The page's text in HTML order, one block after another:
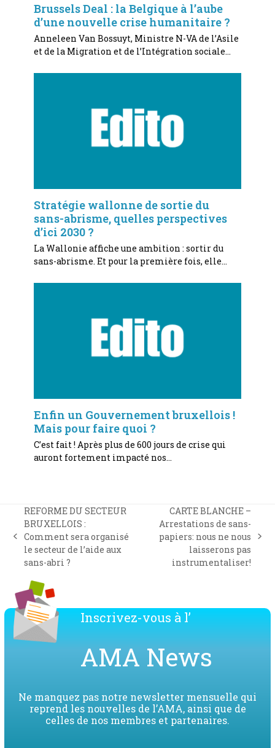
Brussels Deal : la Belgique à l’aube
d’une nouvelle crise humanitaire ?
Anneleen Van Bossuyt, Ministre N-VA de l’Asile
et de la Migration et de l’Intégration sociale…
Stratégie wallonne de sortie du
sans-abrisme, quelles perspectives
d’ici 2030 ?
La Wallonie affiche une ambition : sortir du
sans-abrisme. Et pour la première fois, elle…
Enfin un Gouvernement bruxellois !
Mais pour faire quoi ?
C’est fait ! Après plus de 600 jours de crise qui
auront fortement impacté nos…
previous
post:
REFORME DU SECTEUR
BRUXELLOIS :
Comment sera organisé
le secteur de l’aide aux
sans-abri ?
next
CARTE BLANCHE –
Arrestations de sans-
papiers: nous ne nous
laisserons pas
instrumentaliser!
Inscrivez-vous à l’
AMA News
Ne manquez pas notre newsletter mensuelle qui
reprend les nouvelles de l’AMA, ainsi que de
celles de nos membres et partenaires.